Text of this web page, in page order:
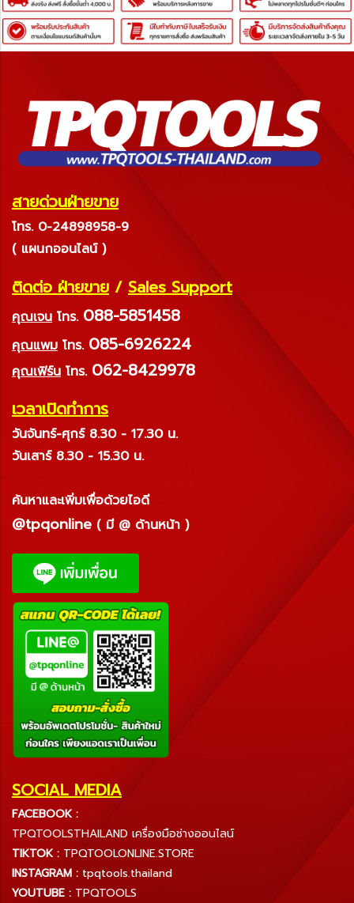
สายด่วนฝ่ายขาย
โทร. 0-24898958-9
( แผนกออนไลน์ )
ติดต่อ ฝ่ายขาย / Sales Support
คุณเจน โทร. 088-5851458
คุณแพม โทร. 085-6926224
คุณเฟิร์น โทร. 062-8429978
เวลาเปิดทำการ
วันจันทร์-ศุกร์ 8.30 - 17.30 น.
วันเสาร์ 8.30 - 15.30 น.
ค้นหาและเพิ่มเพื่อด้วยไอดี
@tpqonline ( มี @ ด้านหน้า )
SOCIAL MEDIA
FACEBOOK :
TPQTOOLSTHAILAND เครื่องมือช่างออนไลน์
TIKTOK : TPQTOOLONLINE.STORE
INSTAGRAM : tpqtools.thailand
YOUTUBE : TPQTOOLS